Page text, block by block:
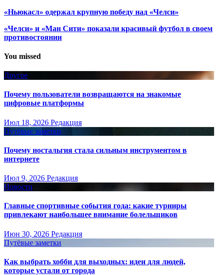
«Ньюкасл» одержал крупную победу над «Челси»
«Челси» и «Ман Сити» показали красивый футбол в своем
противостоянии
You missed
Другое
Почему пользователи возвращаются на знакомые
цифровые платформы
Июл 18, 2026 Редакция
Путёвые заметки
Почему ностальгия стала сильным инструментом в
интернете
Июл 9, 2026 Редакция
Новости
Главные спортивные события года: какие турниры
привлекают наибольшее внимание болельщиков
Июн 30, 2026 Редакция
Путёвые заметки
Как выбрать хобби для выходных: идеи для людей,
которые устали от города